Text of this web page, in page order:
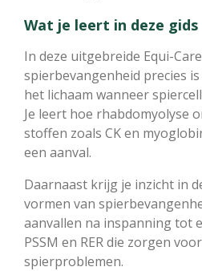
Wat je leert in deze gids
In deze uitgebreide Equi-
spierbevangenheid precies
het lichaam wanneer
Je leert hoe rhabdomyolyse
stoffen zoals CK en
een aanval.
Daarnaast krijg je inzicht in
vormen van
aanvallen na inspanning tot
PSSM en RER die zorgen
spierproblemen.